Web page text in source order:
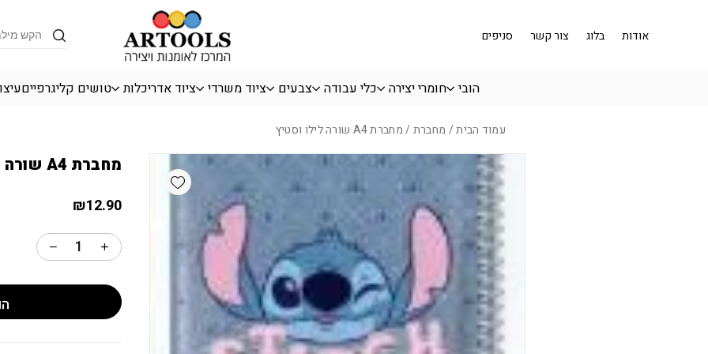
Products
search
אודות
בלוג צור קשר סניפים
הובי חומרי יצירה כלי עבודה צבעים ציוד משרדי ציוד אדריכלות טושים קליגרפיים
עמוד הבית/ מחברת/ מחברת A4 שורה לילו וסטיץ
מחברת A4 שורה לילו וסטיץ
₪12.90
Add wishlist